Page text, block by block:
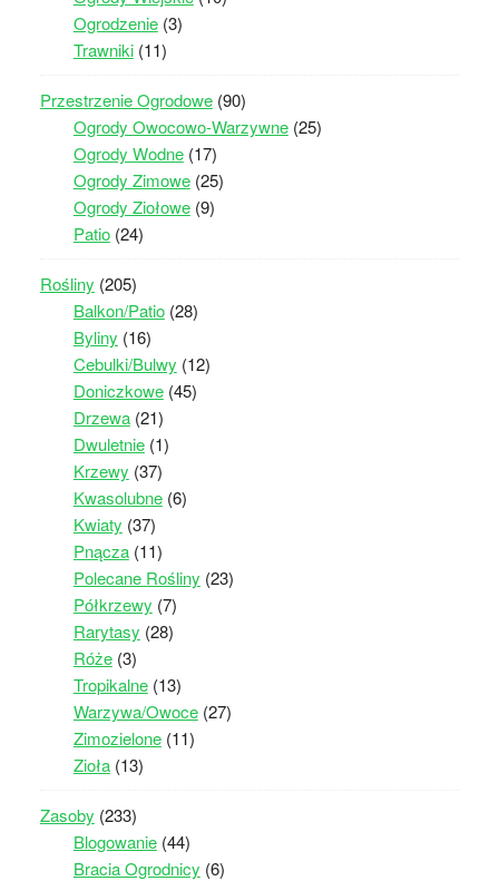
Ogrodzenie(3)
Trawniki(11)
Przestrzenie Ogrodowe(90)
Ogrody Owocowo-Warzywne(25)
Ogrody Wodne(17)
Ogrody Zimowe(25)
Ogrody Ziołowe(9)
Patio(24)
Rośliny (205)
Balkon/Patio(28)
Byliny (16)
Cebulki/Bulwy (12)
Doniczkowe(45)
Drzewa(21)
Dwuletnie(1)
Krzewy (37)
Kwasolubne(6)
Kwiaty (37)
Pnącza(11)
Polecane Rośliny (23)
Półkrzewy (7)
Rarytasy (28)
Róże(3)
Tropikalne(13)
Warzywa/Owoce(27)
Zimozielone(11)
Zioła(13)
Zasoby (233)
Blogowanie(44)
Bracia Ogrodnicy (6)